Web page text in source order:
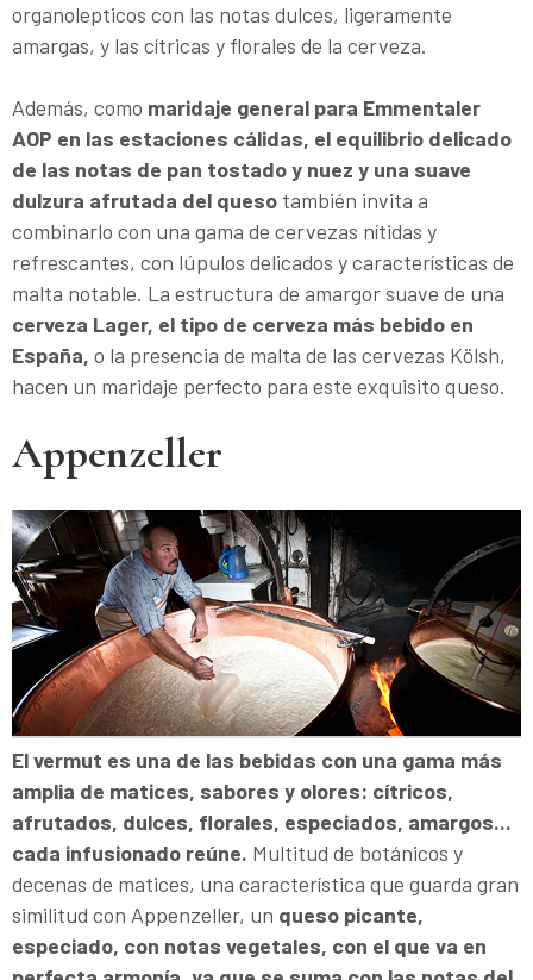
organolepticos con las notas dulces, ligeramente
amargas, y las cítricas y florales de la cerveza.
Además, como maridaje general para Emmentaler
AOP en las estaciones cálidas, el equilibrio delicado
de las notas de pan tostado y nuez y una suave
dulzura afrutada del queso también invita a
combinarlo con una gama de cervezas nítidas y
refrescantes, con lúpulos delicados y características de
malta notable. La estructura de amargor suave de una
cerveza Lager, el tipo de cerveza más bebido en
España, o la presencia de malta de las cervezas Kölsh,
hacen un maridaje perfecto para este exquisito queso.
Appenzeller
El vermut es una de las bebidas con una gama más
amplia de matices, sabores y olores: cítricos,
afrutados, dulces, florales, especiados, amargos...
cada infusionado reúne. Multitud de botánicos y
decenas de matices, una característica que guarda gran
similitud con Appenzeller, un queso picante,
especiado, con notas vegetales, con el que va en